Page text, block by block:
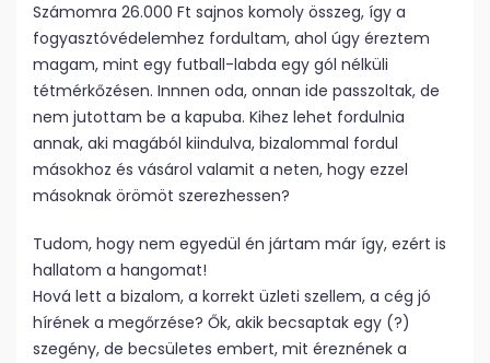
Számomra 26.000 Ft sajnos komoly összeg, így a
fogyasztóvédelemhez fordultam, ahol úgy éreztem
magam, mint egy futball-labda egy gól nélküli
tétmérkőzésen. Innnen oda, onnan ide passzoltak, de
nem jutottam be a kapuba. Kihez lehet fordulnia
annak, aki magából kiindulva, bizalommal fordul
másokhoz és vásárol valamit a neten, hogy ezzel
másoknak örömöt szerezhessen?
Tudom, hogy nem egyedül én jártam már így, ezért is
hallatom a hangomat!
Hová lett a bizalom, a korrekt üzleti szellem, a cég jó
hírének a megőrzése? Ők, akik becsaptak egy (?)
szegény, de becsületes embert, mit éreznének a